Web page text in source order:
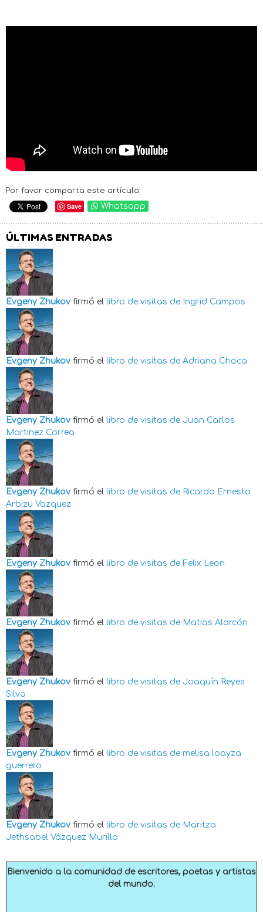
Por favor comparta este artículo:
Save Whatsapp
ÚLTIMAS ENTRADAS
Evgeny Zhukov firmó el libro de visitas de Ingrid Campos
Evgeny Zhukov firmó el libro de visitas de Adriana Choca
Evgeny Zhukov firmó el libro de visitas de Juan Carlos
Martinez Correa
Evgeny Zhukov firmó el libro de visitas de Ricardo Ernesto
Arbizu Vazquez
Evgeny Zhukov firmó el libro de visitas de Felix Leon
Evgeny Zhukov firmó el libro de visitas de Matias Alarcón
Evgeny Zhukov firmó el libro de visitas de Joaquín Reyes
Silva
Evgeny Zhukov firmó el libro de visitas de melisa loayza
guerrero
Evgeny Zhukov firmó el libro de visitas de Maritza
Jethsabel Vázquez Murillo
Bienvenido a la comunidad de escritores, poetas y artistas
del mundo.